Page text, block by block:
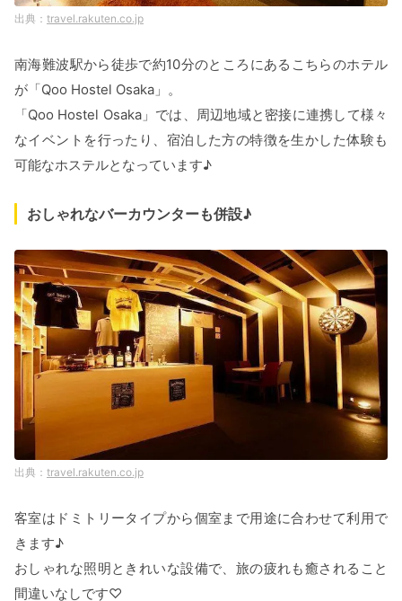
travel.rakuten.co.jp
南海難波駅から徒歩で約10分のところにあるこちらのホテル
が「Qoo Hostel Osaka」。
「Qoo Hostel Osaka」では、周辺地域と密接に連携して様々
なイベントを行ったり、宿泊した方の特徴を生かした体験も
可能なホステルとなっています♪
おしゃれなバーカウンターも併設♪
travel.rakuten.co.jp
客室はドミトリータイプから個室まで用途に合わせて利用で
きます♪
おしゃれな照明ときれいな設備で、旅の疲れも癒されること
間違いなしです♡